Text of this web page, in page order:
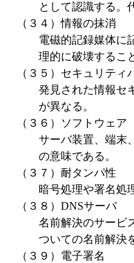
として認識する。
（３４）情報の抹消
電磁的記録媒体に記
理的に破壊するこ
（３５）セキュリティ
発見された情報セキ
が異なる。
（３６）ソフトウェア
サーバ装置、端末、
の意味である。
（３７）耐タンパ性
暗号処理や署名処理
（３８）DNSサーバ
名前解決のサービス
ついての名前解決
（３９）電子署名